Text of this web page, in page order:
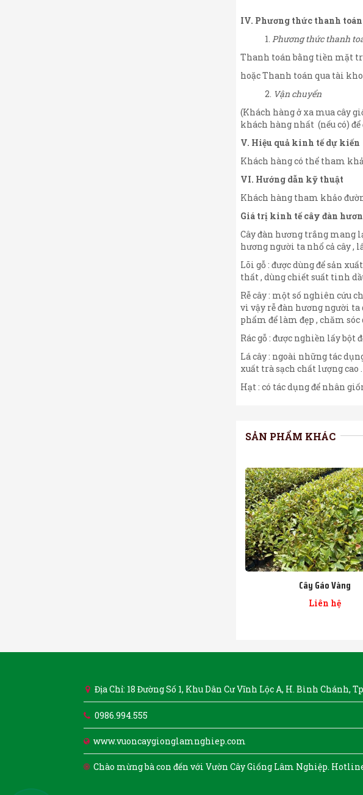
IV. Phương thức thanh
Phương thức thanh
Thanh toán bằng tiền mặt
hoặc Thanh toán qua tài
Vận chuyển
(Khách hàng ở xa mua cây
khách hàng nhất (nếu có)
V. Hiệu quả kinh tế dự kiến
Khách hàng có thể tham
VI. Hướng dẫn kỹ thuật
Khách hàng tham khảo
Giá trị kinh tế cây đàn
Cây đàn hương trắng mang
hương người ta nhổ cả cây ,
Lõi gỗ : được dùng để sản
thất , dùng chiết suất tinh
Rễ cây : một số nghiên cứu
vì vậy rễ đàn hương người
phẩm để làm đẹp , chăm sóc
Rác gỗ : được nghiền lấy bột
Lá cây : ngoài những tác
xuất trà sạch chất lượng cao .
Hạt : có tác dụng để nhân
SẢN PHẨM KHÁC
Cây Gáo Vàng
Liên hệ
Địa Chỉ: 18 Đường Số 1, Khu Dân Cư Vĩnh Lộc A, H. Bình Chánh,
0986.994.555
www.vuoncaygionglamnghiep.com
Chào mừng bà con đến với Vườn Cây Giống Lâm Nghiệp.